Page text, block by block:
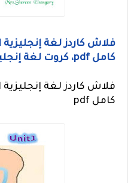
فلاش كاردز لغة إنجليزية
كامل pdf، كروت لغة إنجليزية رابعة ابتدائى
فلاش كاردز لغة إنجليزية
كامل pdf